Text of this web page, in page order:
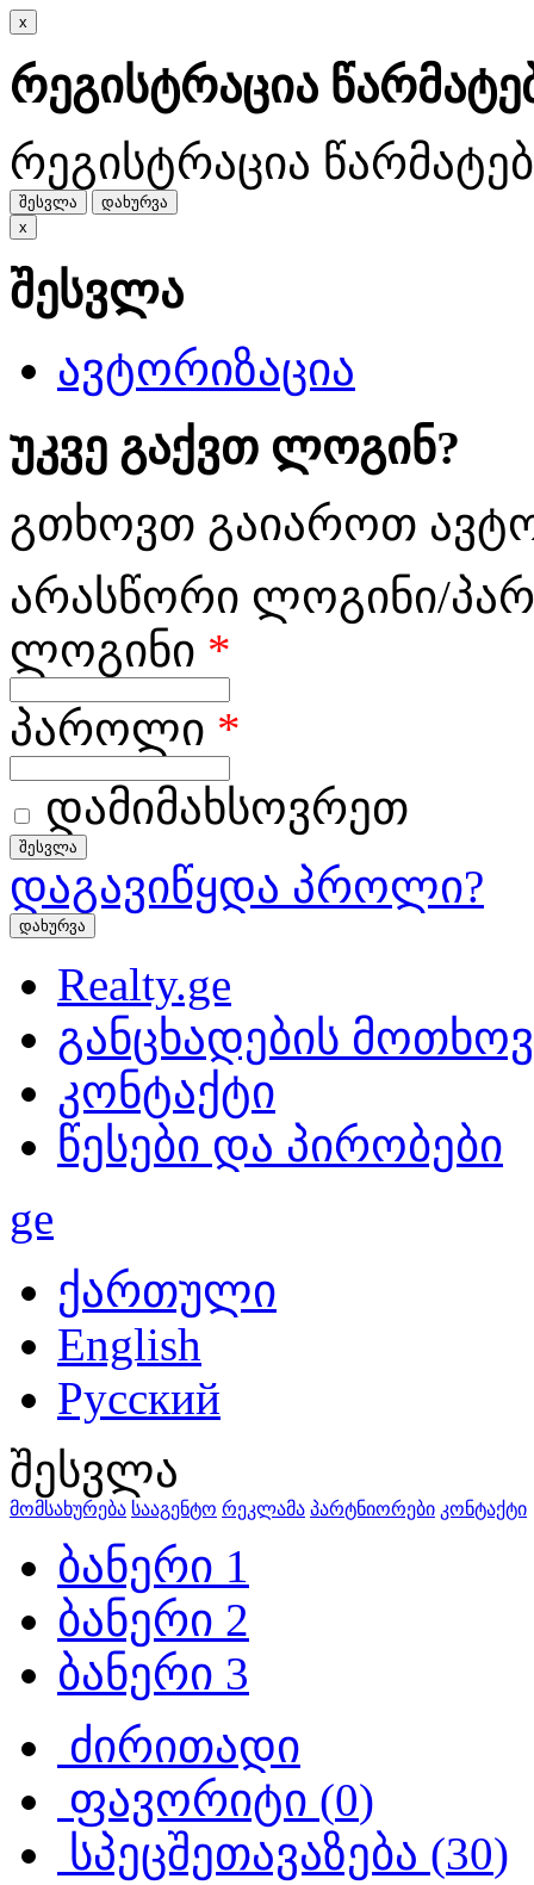
x
რეგისტრაცია
რეგისტრაცია
შესვლა
დახურვა
x
შესვლა
ავტორიზაცია
უკვე გაქვთ ლოგინ?
გთხოვთ გაიაროთ
არასწორი ლოგინი/
ლოგინი *
პაროლი *
დამიმახსოვრეთ
დაგავიწყდა პროლი?
დახურვა
Realty.ge
განცხადების
კონტაქტი
წესები და პირობები
ge
ქართული
English
Русский
შესვლა
მომსახურება სააგენტო რეკლამა პარტნიორები კონტაქტი
ბანერი 1
ბანერი 2
ბანერი 3
ძირითადი
ფავორიტი (0)
სპეცშეთავაზება (30)